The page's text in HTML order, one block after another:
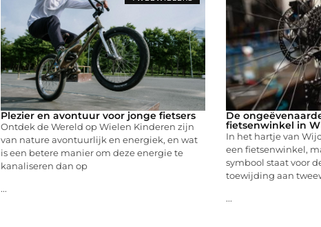
Plezier en avontuur voor jonge fietsers
Ontdek de Wereld op Wielen Kinderen zijn
van nature avontuurlijk en energiek, en wat
is een betere manier om deze energie te
kanaliseren dan op
...
De
fietsenwinkel in
In het hartje van
een fietsenwinkel,
symbool staat voor
toewijding aan
...